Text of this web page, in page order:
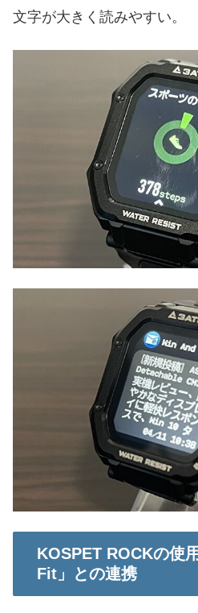
文字が大きく読みやすい。
KOSPET ROCKの使
Fit」との連携